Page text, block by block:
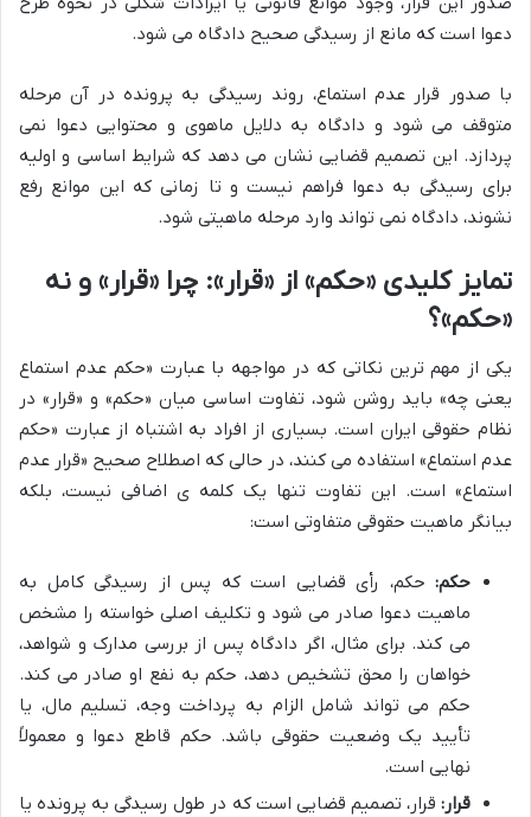
دعوا است که مانع از رسیدگی صحیح دادگاه می شود.
با صدور قرار عدم استماع، روند رسیدگی به پرونده در آن مرحله
متوقف می شود و دادگاه به دلایل ماهوی و محتوایی دعوا نمی
پردازد. این تصمیم قضایی نشان می دهد که شرایط اساسی و اولیه
برای رسیدگی به دعوا فراهم نیست و تا زمانی که این موانع رفع
نشوند، دادگاه نمی تواند وارد مرحله ماهیتی شود.
تمایز کلیدی «حکم» از «قرار»: چرا «قرار» و نه
«حکم»؟
یکی از مهم ترین نکاتی که در مواجهه با عبارت «حکم عدم استماع
یعنی چه» باید روشن شود، تفاوت اساسی میان «حکم» و «قرار» در
نظام حقوقی ایران است. بسیاری از افراد به اشتباه از عبارت «حکم
عدم استماع» استفاده می کنند، در حالی که اصطلاح صحیح «قرار عدم
استماع» است. این تفاوت تنها یک کلمه ی اضافی نیست، بلکه
بیانگر ماهیت حقوقی متفاوتی است:
حکم: حکم، رأی قضایی است که پس از رسیدگی کامل به
ماهیت دعوا صادر می شود و تکلیف اصلی خواسته را مشخص
می کند. برای مثال، اگر دادگاه پس از بررسی مدارک و شواهد،
خواهان را محق تشخیص دهد، حکم به نفع او صادر می کند.
حکم می تواند شامل الزام به پرداخت وجه، تسلیم مال، یا
تأیید یک وضعیت حقوقی باشد. حکم قاطع دعوا و معمولاً
نهایی است.
قرار: قرار، تصمیم قضایی است که در طول رسیدگی به پرونده یا